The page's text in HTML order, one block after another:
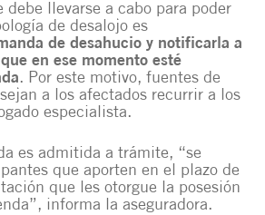
debe llevarse a cabo para poder
de desalojo es
de desahucio y notificarla a
en ese momento esté
. Por este motivo, fuentes de
a los afectados recurrir a los
especialista.
es admitida a trámite, “se
que aporten en el plazo de
que les otorgue la posesión
informa la aseguradora.